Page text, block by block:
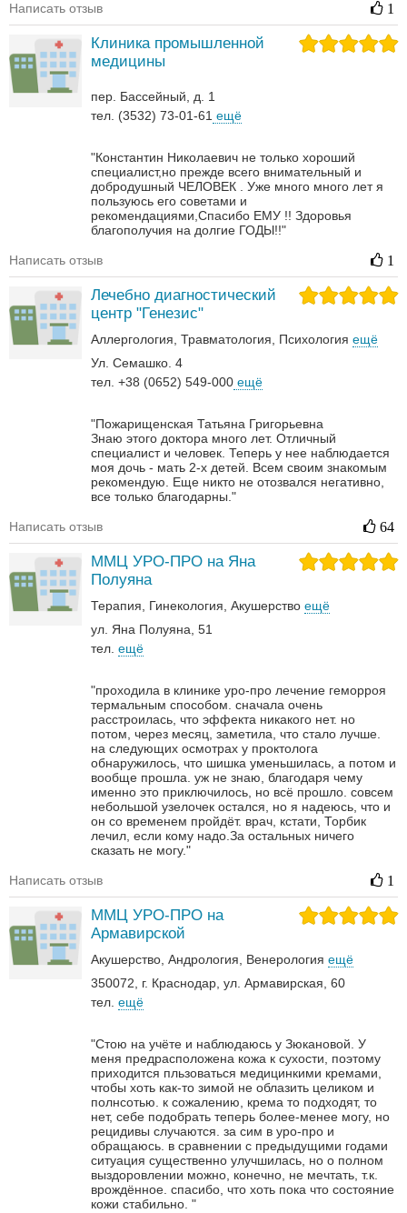
Написать отзыв 1
Клиника промышленной
медицины
пер. Бассейный, д. 1
тел. (3532) 73-01-61 ещё
"Константин Николаевич не только хороший
специалист,но прежде всего внимательный и
добродушный ЧЕЛОВЕК . Уже много много лет я
пользуюсь его советами и
рекомендациями,Спасибо ЕМУ !! Здоровья
благополучия на долгие ГОДЫ!!"
Написать отзыв 1
Лечебно диагностический
центр "Генезис"
Аллергология Травматология Психология ещё
Ул. Семашко. 4
тел. +38 (0652) 549-000 ещё
"Пожарищенская Татьяна Григорьевна
Знаю этого доктора много лет. Отличный
специалист и человек. Теперь у нее наблюдается
моя дочь - мать 2-х детей. Всем своим знакомым
рекомендую. Еще никто не отозвался негативно,
все только благодарны."
Написать отзыв 64
ММЦ УРО-ПРО на Яна
Полуяна
Терапия Гинекология Акушерство ещё
ул. Яна Полуяна, 51
тел. ещё
"проходила в клинике уро-про лечение геморроя
термальным способом. сначала очень
расстроилась, что эффекта никакого нет. но
потом, через месяц, заметила, что стало лучше.
на следующих осмотрах у проктолога
обнаружилось, что шишка уменьшилась, а потом и
вообще прошла. уж не знаю, благодаря чему
именно это приключилось, но всё прошло. совсем
небольшой узелочек остался, но я надеюсь, что и
он со временем пройдёт. врач, кстати, Торбик
лечил, если кому надо.За остальных ничего
сказать не могу."
Написать отзыв 1
ММЦ УРО-ПРО на
Армавирской
Акушерство Андрология‎ Венерология‎ ещё
350072, г. Краснодар, ул. Армавирская, 60
тел. ещё
"Стою на учёте и наблюдаюсь у Зюкановой. У
меня предрасположена кожа к сухости, поэтому
приходится пльзоваться медицинкими кремами,
чтобы хоть как-то зимой не облазить целиком и
полнсотью. к сожалению, крема то подходят, то
нет, себе подобрать теперь более-менее могу, но
рецидивы случаются. за сим в уро-про и
обращаюсь. в сравнении с предыдущими годами
ситуация существенно улучшилась, но о полном
выздоровлении можно, конечно, не мечтать, т.к.
врождённое. спасибо, что хоть пока что состояние
кожи стабильно. "